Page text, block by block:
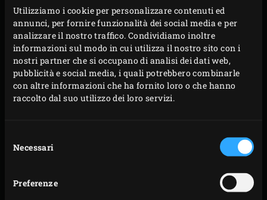
Utilizziamo i cookie per personalizzare contenuti ed
annunci, per fornire funzionalità dei social media e per
analizzare il nostro traffico. Condividiamo inoltre
informazioni sul modo in cui utilizza il nostro sito con i
nostri partner che si occupano di analisi dei dati web,
pubblicità e social media, i quali potrebbero combinarle
con altre informazioni che ha fornito loro o che hanno
raccolto dal suo utilizzo dei loro servizi.
delNecessari
Preferenze
composto granuloso. Impastare ben con le mani
per ottenere poi una pasta soda ed elastica. Formare
una palla di pasta, avvolgerla in una pellicola
trasparente e conservarla in frigorifero fino a
quando la carne sarà pronta.
Quando la carne è cotta da quasi 2 ore, sbucciare e
Green Dutch
ovale e mescolare. Togliere la bavette dall’EGG
e mettere la carne nel sugo nella Dutch Oven.
Posizionarla sulla griglia, chiudere il coperchio